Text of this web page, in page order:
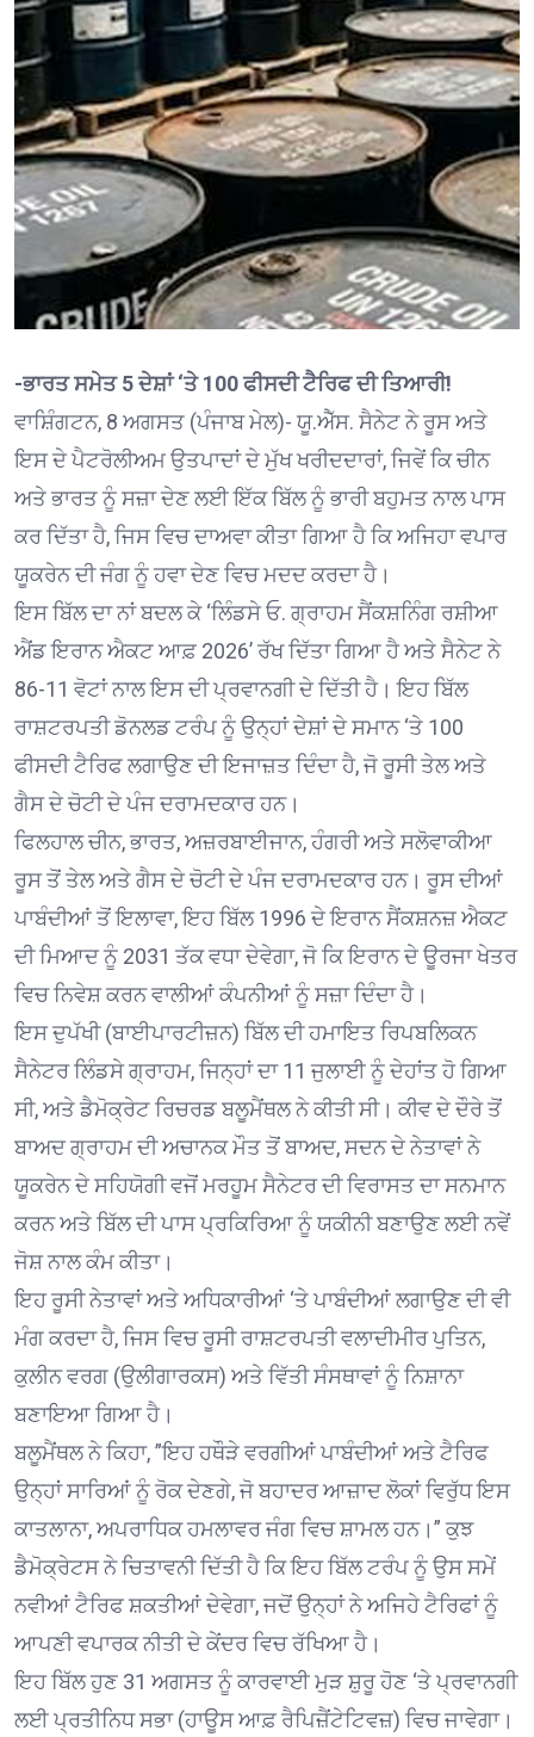
-ਭਾਰਤ ਸਮੇਤ 5 ਦੇਸ਼ਾਂ ‘ਤੇ 100 ਫੀਸਦੀ ਟੈਰਿਫ ਦੀ ਤਿਆਰੀ!
ਵਾਸ਼ਿੰਗਟਨ, 8 ਅਗਸਤ (ਪੰਜਾਬ ਮੇਲ)- ਯੂ.ਐੱਸ. ਸੈਨੇਟ ਨੇ ਰੂਸ ਅਤੇ
ਇਸ ਦੇ ਪੈਟਰੋਲੀਅਮ ਉਤਪਾਦਾਂ ਦੇ ਮੁੱਖ ਖਰੀਦਦਾਰਾਂ, ਜਿਵੇਂ ਕਿ ਚੀਨ
ਅਤੇ ਭਾਰਤ ਨੂੰ ਸਜ਼ਾ ਦੇਣ ਲਈ ਇੱਕ ਬਿੱਲ ਨੂੰ ਭਾਰੀ ਬਹੁਮਤ ਨਾਲ ਪਾਸ
ਕਰ ਦਿੱਤਾ ਹੈ, ਜਿਸ ਵਿਚ ਦਾਅਵਾ ਕੀਤਾ ਗਿਆ ਹੈ ਕਿ ਅਜਿਹਾ ਵਪਾਰ
ਯੂਕਰੇਨ ਦੀ ਜੰਗ ਨੂੰ ਹਵਾ ਦੇਣ ਵਿਚ ਮਦਦ ਕਰਦਾ ਹੈ।
ਇਸ ਬਿੱਲ ਦਾ ਨਾਂ ਬਦਲ ਕੇ ‘ਲਿੰਡਸੇ ਓ. ਗ੍ਰਾਹਮ ਸੈਂਕਸ਼ਨਿੰਗ ਰਸ਼ੀਆ
ਐਂਡ ਇਰਾਨ ਐਕਟ ਆਫ਼ 2026’ ਰੱਖ ਦਿੱਤਾ ਗਿਆ ਹੈ ਅਤੇ ਸੈਨੇਟ ਨੇ
86-11 ਵੋਟਾਂ ਨਾਲ ਇਸ ਦੀ ਪ੍ਰਵਾਨਗੀ ਦੇ ਦਿੱਤੀ ਹੈ। ਇਹ ਬਿੱਲ
ਰਾਸ਼ਟਰਪਤੀ ਡੋਨਲਡ ਟਰੰਪ ਨੂੰ ਉਨ੍ਹਾਂ ਦੇਸ਼ਾਂ ਦੇ ਸਮਾਨ ‘ਤੇ 100
ਫੀਸਦੀ ਟੈਰਿਫ ਲਗਾਉਣ ਦੀ ਇਜਾਜ਼ਤ ਦਿੰਦਾ ਹੈ, ਜੋ ਰੂਸੀ ਤੇਲ ਅਤੇ
ਗੈਸ ਦੇ ਚੋਟੀ ਦੇ ਪੰਜ ਦਰਾਮਦਕਾਰ ਹਨ।
ਫਿਲਹਾਲ ਚੀਨ, ਭਾਰਤ, ਅਜ਼ਰਬਾਈਜਾਨ, ਹੰਗਰੀ ਅਤੇ ਸਲੋਵਾਕੀਆ
ਰੂਸ ਤੋਂ ਤੇਲ ਅਤੇ ਗੈਸ ਦੇ ਚੋਟੀ ਦੇ ਪੰਜ ਦਰਾਮਦਕਾਰ ਹਨ। ਰੂਸ ਦੀਆਂ
ਪਾਬੰਦੀਆਂ ਤੋਂ ਇਲਾਵਾ, ਇਹ ਬਿੱਲ 1996 ਦੇ ਇਰਾਨ ਸੈਂਕਸ਼ਨਜ਼ ਐਕਟ
ਦੀ ਮਿਆਦ ਨੂੰ 2031 ਤੱਕ ਵਧਾ ਦੇਵੇਗਾ, ਜੋ ਕਿ ਇਰਾਨ ਦੇ ਊਰਜਾ ਖੇਤਰ
ਵਿਚ ਨਿਵੇਸ਼ ਕਰਨ ਵਾਲੀਆਂ ਕੰਪਨੀਆਂ ਨੂੰ ਸਜ਼ਾ ਦਿੰਦਾ ਹੈ।
ਇਸ ਦੁਪੱਖੀ (ਬਾਈਪਾਰਟੀਜ਼ਨ) ਬਿੱਲ ਦੀ ਹਮਾਇਤ ਰਿਪਬਲਿਕਨ
ਸੈਨੇਟਰ ਲਿੰਡਸੇ ਗ੍ਰਾਹਮ, ਜਿਨ੍ਹਾਂ ਦਾ 11 ਜੁਲਾਈ ਨੂੰ ਦੇਹਾਂਤ ਹੋ ਗਿਆ
ਸੀ, ਅਤੇ ਡੈਮੋਕ੍ਰੇਟ ਰਿਚਰਡ ਬਲੂਮੈਂਥਲ ਨੇ ਕੀਤੀ ਸੀ। ਕੀਵ ਦੇ ਦੌਰੇ ਤੋਂ
ਬਾਅਦ ਗ੍ਰਾਹਮ ਦੀ ਅਚਾਨਕ ਮੌਤ ਤੋਂ ਬਾਅਦ, ਸਦਨ ਦੇ ਨੇਤਾਵਾਂ ਨੇ
ਯੂਕਰੇਨ ਦੇ ਸਹਿਯੋਗੀ ਵਜੋਂ ਮਰਹੂਮ ਸੈਨੇਟਰ ਦੀ ਵਿਰਾਸਤ ਦਾ ਸਨਮਾਨ
ਕਰਨ ਅਤੇ ਬਿੱਲ ਦੀ ਪਾਸ ਪ੍ਰਕਿਰਿਆ ਨੂੰ ਯਕੀਨੀ ਬਣਾਉਣ ਲਈ ਨਵੇਂ
ਜੋਸ਼ ਨਾਲ ਕੰਮ ਕੀਤਾ।
ਇਹ ਰੂਸੀ ਨੇਤਾਵਾਂ ਅਤੇ ਅਧਿਕਾਰੀਆਂ ‘ਤੇ ਪਾਬੰਦੀਆਂ ਲਗਾਉਣ ਦੀ ਵੀ
ਮੰਗ ਕਰਦਾ ਹੈ, ਜਿਸ ਵਿਚ ਰੂਸੀ ਰਾਸ਼ਟਰਪਤੀ ਵਲਾਦੀਮੀਰ ਪੁਤਿਨ,
ਕੁਲੀਨ ਵਰਗ (ਉਲੀਗਾਰਕਸ) ਅਤੇ ਵਿੱਤੀ ਸੰਸਥਾਵਾਂ ਨੂੰ ਨਿਸ਼ਾਨਾ
ਬਣਾਇਆ ਗਿਆ ਹੈ।
ਬਲੂਮੈਂਥਲ ਨੇ ਕਿਹਾ, ”ਇਹ ਹਥੌੜੇ ਵਰਗੀਆਂ ਪਾਬੰਦੀਆਂ ਅਤੇ ਟੈਰਿਫ
ਉਨ੍ਹਾਂ ਸਾਰਿਆਂ ਨੂੰ ਰੋਕ ਦੇਣਗੇ, ਜੋ ਬਹਾਦਰ ਆਜ਼ਾਦ ਲੋਕਾਂ ਵਿਰੁੱਧ ਇਸ
ਕਾਤਲਾਨਾ, ਅਪਰਾਧਿਕ ਹਮਲਾਵਰ ਜੰਗ ਵਿਚ ਸ਼ਾਮਲ ਹਨ।” ਕੁਝ
ਡੈਮੋਕ੍ਰੇਟਸ ਨੇ ਚਿਤਾਵਨੀ ਦਿੱਤੀ ਹੈ ਕਿ ਇਹ ਬਿੱਲ ਟਰੰਪ ਨੂੰ ਉਸ ਸਮੇਂ
ਨਵੀਆਂ ਟੈਰਿਫ ਸ਼ਕਤੀਆਂ ਦੇਵੇਗਾ, ਜਦੋਂ ਉਨ੍ਹਾਂ ਨੇ ਅਜਿਹੇ ਟੈਰਿਫਾਂ ਨੂੰ
ਆਪਣੀ ਵਪਾਰਕ ਨੀਤੀ ਦੇ ਕੇਂਦਰ ਵਿਚ ਰੱਖਿਆ ਹੈ।
ਇਹ ਬਿੱਲ ਹੁਣ 31 ਅਗਸਤ ਨੂੰ ਕਾਰਵਾਈ ਮੁੜ ਸ਼ੁਰੂ ਹੋਣ ‘ਤੇ ਪ੍ਰਵਾਨਗੀ
ਲਈ ਪ੍ਰਤੀਨਿਧ ਸਭਾ (ਹਾਊਸ ਆਫ਼ ਰੈਪਿਜ਼ੈਂਟੇਟਿਵਜ਼) ਵਿਚ ਜਾਵੇਗਾ।